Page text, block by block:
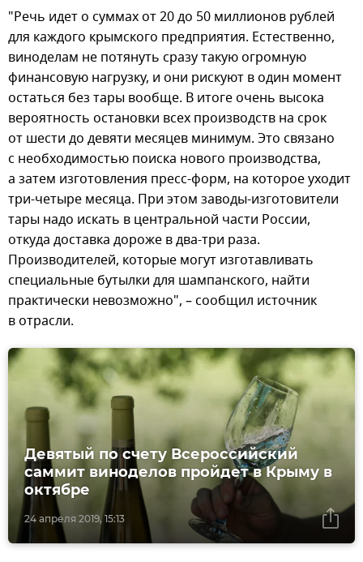
"Речь идет о суммах от 20 до 50 миллионов рублей
для каждого крымского предприятия. Естественно,
виноделам не потянуть сразу такую огромную
финансовую нагрузку, и они рискуют в один момент
остаться без тары вообще. В итоге очень высока
вероятность остановки всех производств на срок
от шести до девяти месяцев минимум. Это связано
с необходимостью поиска нового производства,
а затем изготовления пресс-форм, на которое уходит
три-четыре месяца. При этом заводы-изготовители
тары надо искать в центральной части России,
откуда доставка дороже в два-три раза.
Производителей, которые могут изготавливать
специальные бутылки для шампанского, найти
практически невозможно", – сообщил источник
в отрасли.
24 апреля 2019, 15:13
Девятый по счету Всероссийский
саммит виноделов пройдет в Крыму в
октябре